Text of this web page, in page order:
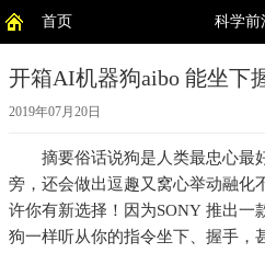
首页 科学前
开箱AI机器狗aibo 能坐下
2019年07月20日
摘要俗话说狗是人类最忠心最
旁，还会做出逗趣又窝心举动融化
许你有新选择！因为SONY 推出一
狗一样听从你的指令坐下、握手，